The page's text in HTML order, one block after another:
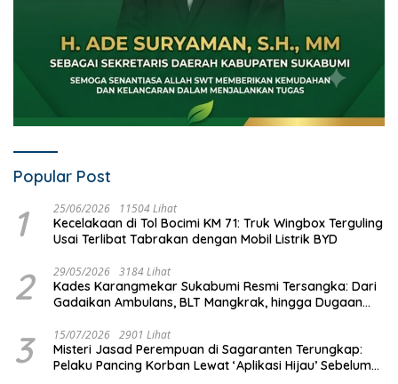
Popular Post
1 25/06/2026 11504 Lihat
Kecelakaan di Tol Bocimi KM 71: Truk Wingbox Terguling
Usai Terlibat Tabrakan dengan Mobil Listrik BYD
2 29/05/2026 3184 Lihat
Kades Karangmekar Sukabumi Resmi Tersangka: Dari
Gadaikan Ambulans, BLT Mangkrak, hingga Dugaan
3 15/07/2026 2901 Lihat
Misteri Jasad Perempuan di Sagaranten Terungkap:
Pelaku Pancing Korban Lewat ‘Aplikasi Hijau’ Sebelum